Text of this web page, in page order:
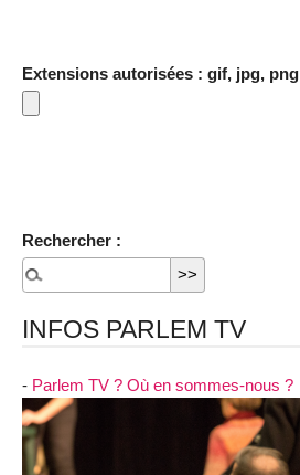
Extensions autorisées : gif, jpg, png
Rechercher :
INFOS PARLEM TV
- Parlem TV ? Où en sommes-nous ?